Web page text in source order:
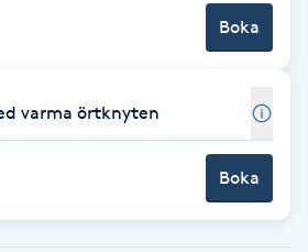
Boka
varma örtknyten
Boka